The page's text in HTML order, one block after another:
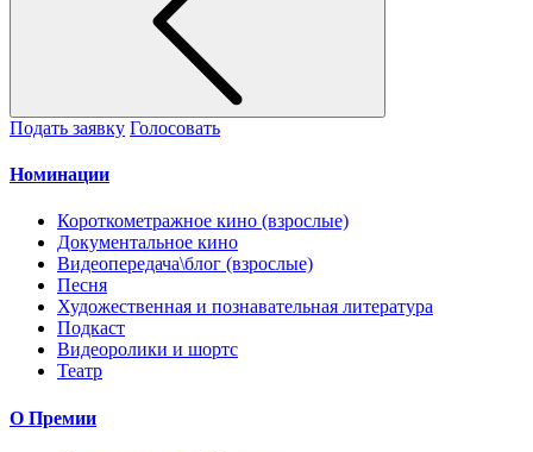
Подать заявку Голосовать
Номинации
Короткометражное кино (взрослые)
Документальное кино
Видеопередача\блог (взрослые)
Песня
Художественная и познавательная литература
Подкаст
Видеоролики и шортс
Театр
О Премии